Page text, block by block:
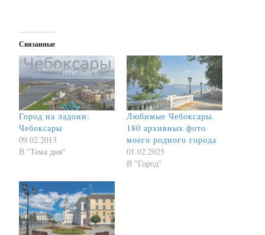
Связанные
Город на ладони:
Чебоксары
09.02.2013
В "Тема дня"
Любимые Чебоксары.
180 архивных фото
моего родного города
01.02.2025
В "Город"